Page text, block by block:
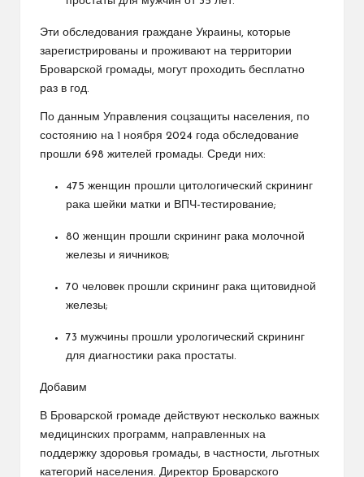
Эти обследования граждане Украины, которые
зарегистрированы и проживают на территории
Броварской громады, могут проходить бесплатно
раз в год.
По данным Управления соцзащиты населения, по
состоянию на 1 ноября 2024 года обследование
прошли 698 жителей громады. Среди них:
475 женщин прошли цитологический скрининг
рака шейки матки и ВПЧ-тестирование;
80 женщин прошли скрининг рака молочной
железы и яичников;
70 человек прошли скрининг рака щитовидной
железы;
73 мужчины прошли урологический скрининг
для диагностики рака простаты.
Добавим
В Броварской громаде действуют несколько важных
медицинских программ, направленных на
поддержку здоровья громады, в частности, льготных
категорий населения. Директор Броварского